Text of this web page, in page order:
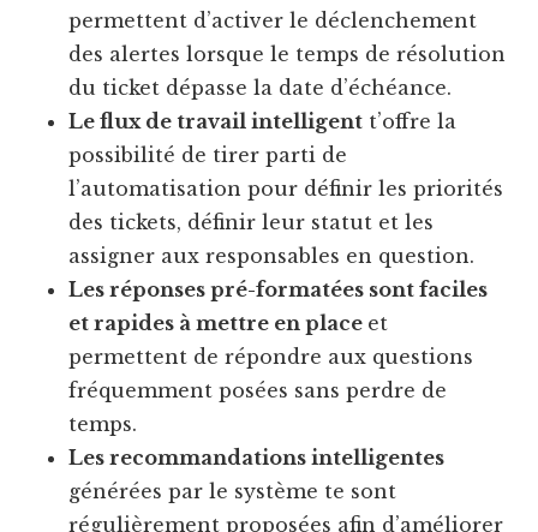
permettent d’activer le déclenchement
des alertes lorsque le temps de résolution
du ticket dépasse la date d’échéance.
Le flux de travail intelligent t’offre la
possibilité de tirer parti de
l’automatisation pour définir les priorités
des tickets, définir leur statut et les
assigner aux responsables en question.
Les réponses pré-formatées sont faciles
et rapides à mettre en place et
permettent de répondre aux questions
fréquemment posées sans perdre de
temps.
Les recommandations intelligentes
générées par le système te sont
régulièrement proposées afin d’améliorer